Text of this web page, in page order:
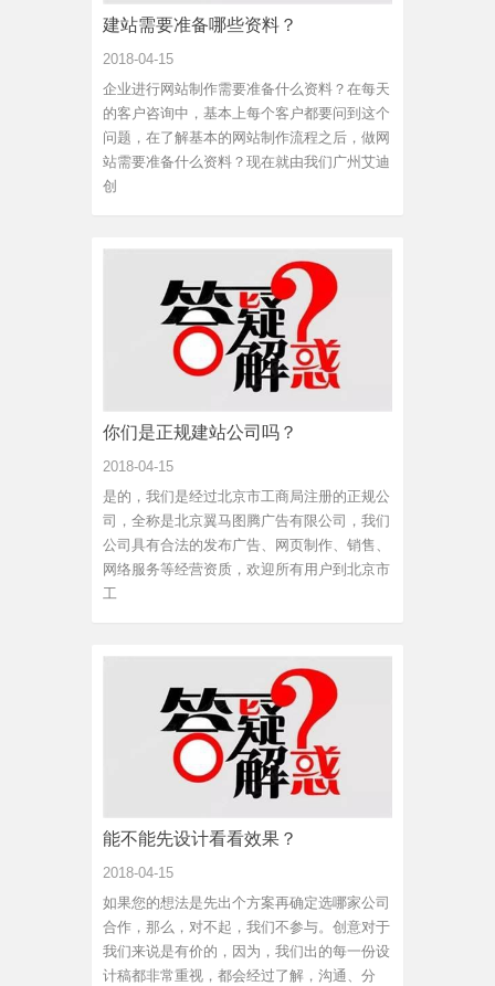
建站需要准备哪些资料？
2018-04-15
企业进行网站制作需要准备什么资料？在每天
的客户咨询中，基本上每个客户都要问到这个
问题，在了解基本的网站制作流程之后，做网
站需要准备什么资料？现在就由我们广州艾迪
创
你们是正规建站公司吗？
2018-04-15
是的，我们是经过北京市工商局注册的正规公
司，全称是北京翼马图腾广告有限公司，我们
公司具有合法的发布广告、网页制作、销售、
网络服务等经营资质，欢迎所有用户到北京市
工
能不能先设计看看效果？
2018-04-15
如果您的想法是先出个方案再确定选哪家公司
合作，那么，对不起，我们不参与。创意对于
我们来说是有价的，因为，我们出的每一份设
计稿都非常重视，都会经过了解，沟通、分